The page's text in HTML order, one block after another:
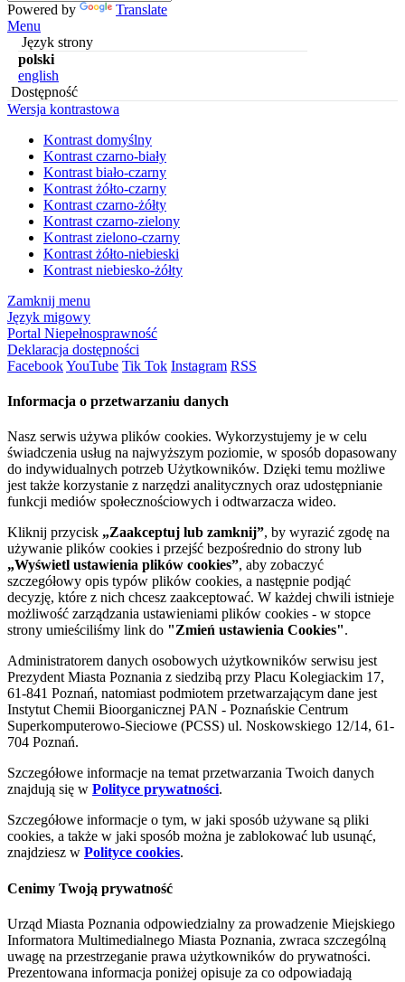
Powered by
Translate
Menu
Język strony
polski
english
Dostępność
Wersja kontrastowa
Kontrast domyślny
Kontrast czarno-biały
Kontrast biało-czarny
Kontrast żółto-czarny
Kontrast czarno-żółty
Kontrast czarno-zielony
Kontrast zielono-czarny
Kontrast żółto-niebieski
Kontrast niebiesko-żółty
Zamknij menu
Język migowy
Portal Niepełnosprawność
Deklaracja dostępności
FacebookYouTube Tik Tok Instagram RSS
Informacja o przetwarzaniu danych
Nasz serwis używa plików cookies. Wykorzystujemy je w celu
świadczenia usług na najwyższym poziomie, w sposób dopasowany
do indywidualnych potrzeb Użytkowników. Dzięki temu możliwe
jest także korzystanie z narzędzi analitycznych oraz udostępnianie
funkcji mediów społecznościowych i odtwarzacza wideo.
Kliknij przycisk „Zaakceptuj lub zamknij”, by wyrazić zgodę na
używanie plików cookies i przejść bezpośrednio do strony lub
„Wyświetl ustawienia plików cookies”, aby zobaczyć
szczegółowy opis typów plików cookies, a następnie podjąć
decyzję, które z nich chcesz zaakceptować. W każdej chwili istnieje
możliwość zarządzania ustawieniami plików cookies - w stopce
strony umieściliśmy link do "Zmień ustawienia Cookies".
Administratorem danych osobowych użytkowników serwisu jest
Prezydent Miasta Poznania z siedzibą przy Placu Kolegiackim 17,
61-841 Poznań, natomiast podmiotem przetwarzającym dane jest
Instytut Chemii Bioorganicznej PAN - Poznańskie Centrum
Superkomputerowo-Sieciowe (PCSS) ul. Noskowskiego 12/14, 61-
704 Poznań.
Szczegółowe informacje na temat przetwarzania Twoich danych
znajdują się w Polityce prywatności.
Szczegółowe informacje o tym, w jaki sposób używane są pliki
cookies, a także w jaki sposób można je zablokować lub usunąć,
znajdziesz w Polityce cookies.
Cenimy Twoją prywatność
Urząd Miasta Poznania odpowiedzialny za prowadzenie Miejskiego
Informatora Multimedialnego Miasta Poznania, zwraca szczególną
uwagę na przestrzeganie prawa użytkowników do prywatności.
Prezentowana informacja poniżej opisuje za co odpowiadają